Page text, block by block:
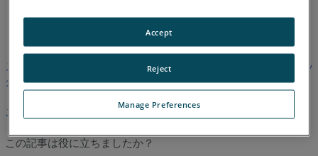
英語
この記事は翻訳されていません。英語版を見るにはここをクリッ
クしてください。
このページのトップへ
この記事は役に立ちましたか？
Manage Preferences
Reject
Accept